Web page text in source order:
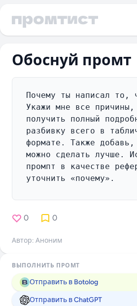
Обоснуй промт
0 0
Автор: Аноним
ВЫПОЛНИТЬ ПРОМТ
Отправить в Botolog
Отправить в ChatGPT